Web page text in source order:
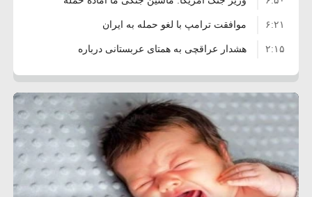
نظامی علیه ایران است
موافقت ترامپ با لغو حمله به ایران ۶:۲۱
هشدار عراقچی به همتای عربستانی درباره
همراهی با آمریکا
۲:۱۵
مقام ارشد امنیتی: برنامه گسترده‌ای برای پاسخ به
دیوانگی آمریکا داریم
۷:۱۰
ترامپ دستور حملات جدید علیه ایران را صادر کرد ۵:۴۵
سپاه: دو نفتکش متخلف مورد اصابت قرار گرفته
و متوقف شدند
۱۲:۵۹
ترامپ مدعی توافق تاریخی برای خلع سلاح کامل
حماس شد
اعتراض عراقچی به همتای بلغارستانی به دلیل ۱۶:۱۹